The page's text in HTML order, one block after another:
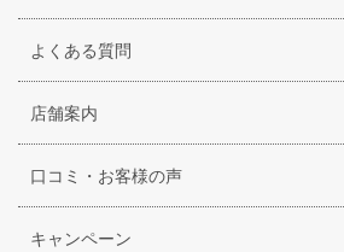
よくある質問
店舗案内
口コミ・お客様の声
キャンペーン